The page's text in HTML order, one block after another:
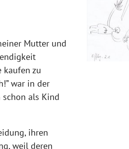
Mutter und
kaufen zu
war in der
als Kind
ihren
weil deren